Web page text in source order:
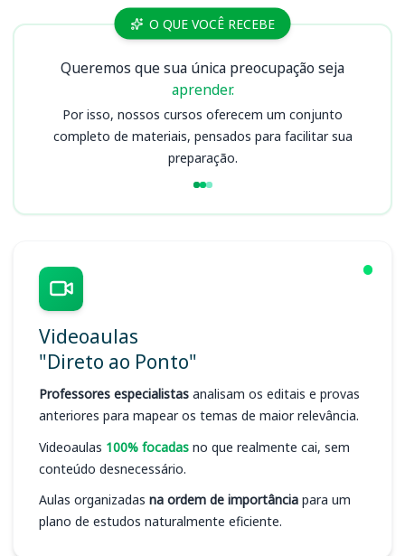
Cursos CREA MTO QUE VOCÊ RECEBE
Queremos que sua única preocupação seja
aprender.
Por isso, nossos cursos oferecem um conjunto
completo de materiais, pensados para facilitar sua
preparação.
Videoaulas
"Direto ao Ponto"
Professores especialistas analisam os editais e provas
anteriores para mapear os temas de maior relevância.
Videoaulas 100% focadas no que realmente cai, sem
conteúdo desnecessário.
Aulas organizadas na ordem de importância para um
plano de estudos naturalmente eficiente.